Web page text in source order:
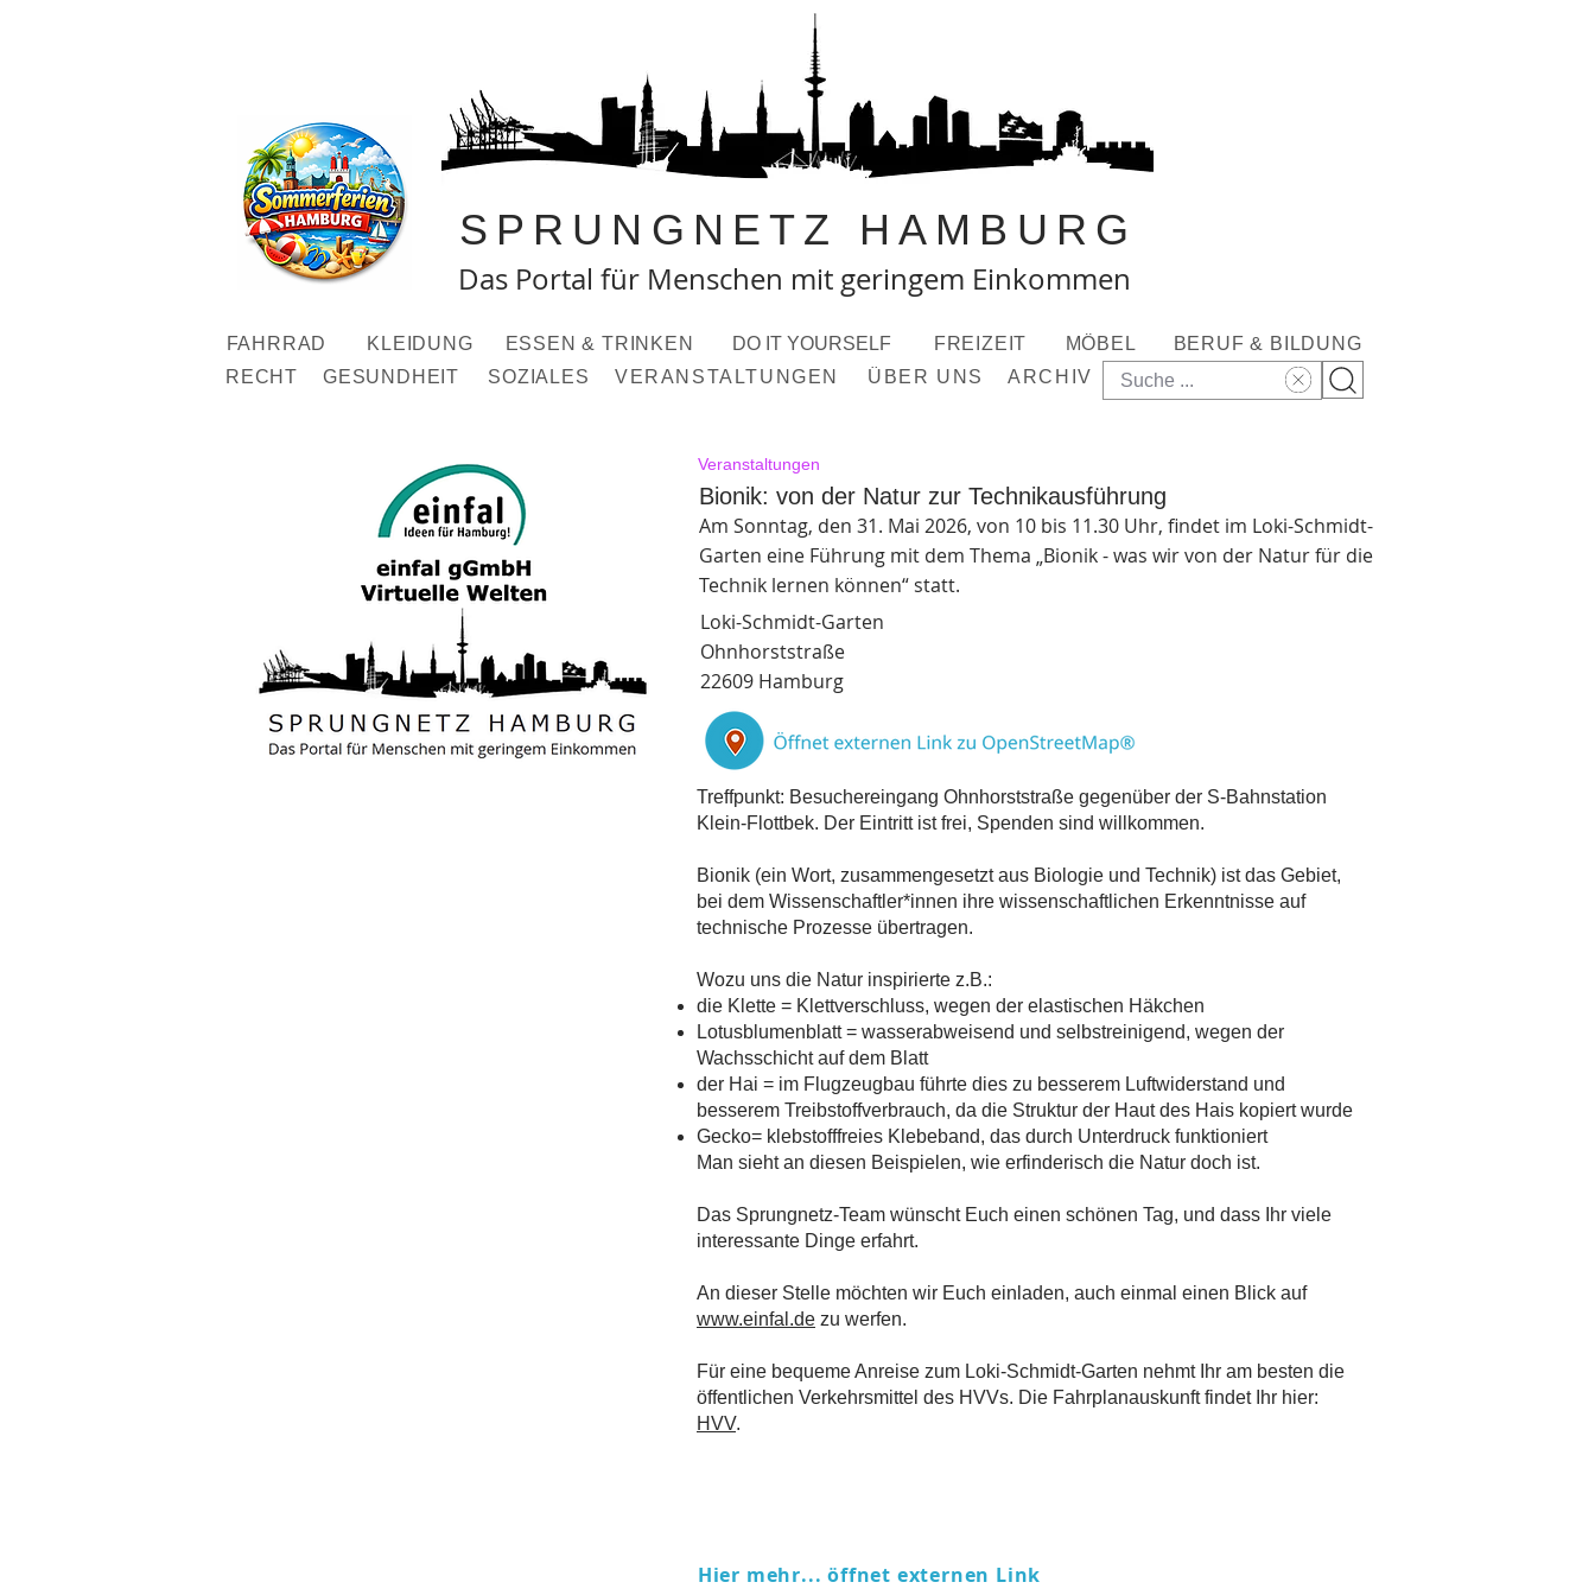
SPRUNGNETZ HAMBURG
Das Portal für Menschen mit geringem Einkommen
FAHRRAD
KLEIDUNG
RECHT
GESUNDHEIT
DO IT YOURSELF FREIZEIT
ESSEN & TRINKEN
SOZIALES
VERANSTALTUNGEN ÜBER UNS
MÖBEL
ARCHIV
BERUF & BILDUNG
Veranstaltungen
Bionik: von der Natur zur Technikausführung
Am Sonntag, den 31. Mai 2026, von 10 bis 11.30 Uhr, findet im Loki-Schmidt-
Garten eine Führung mit dem Thema „Bionik - was wir von der Natur für die
Technik lernen können“ statt.
Loki-Schmidt-Garten
Ohnhorststraße
22609 Hamburg
Treffpunkt: Besuchereingang Ohnhorststraße gegenüber der S-Bahnstation
Klein-Flottbek. Der Eintritt ist frei, Spenden sind willkommen.
Bionik (ein Wort, zusammengesetzt aus Biologie und Technik) ist das Gebiet,
bei dem Wissenschaftler*innen ihre wissenschaftlichen Erkenntnisse auf
technische Prozesse übertragen.
Wozu uns die Natur inspirierte z.B.:
die Klette = Klettverschluss, wegen der elastischen Häkchen
Lotusblumenblatt = wasserabweisend und selbstreinigend, wegen der
Wachsschicht auf dem Blatt
der Hai = im Flugzeugbau führte dies zu besserem Luftwiderstand und
besserem Treibstoffverbrauch, da die Struktur der Haut des Hais kopiert wurde
Gecko= klebstofffreies Klebeband, das durch Unterdruck funktioniert
Man sieht an diesen Beispielen, wie erfinderisch die Natur doch ist.
Das Sprungnetz-Team wünscht Euch einen schönen Tag, und dass Ihr viele
interessante Dinge erfahrt.
An dieser Stelle möchten wir Euch einladen, auch einmal einen Blick auf
www.einfal.de zu werfen.
Für eine bequeme Anreise zum Loki-Schmidt-Garten nehmt Ihr am besten die
öffentlichen Verkehrsmittel des HVVs. Die Fahrplanauskunft findet Ihr hier:
HVV.
Hier mehr... öffnet externen Link